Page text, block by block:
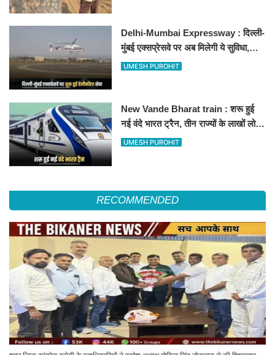
Delhi-Mumbai Expressway : दिल्ली-
मुंबई एक्सप्रेसवे पर अब मिलेगी ये सुविधा,
हेलीकॉप्टर सर्विस से तुरंत घायल पहुंचेगा
UMESH PUROHIT
New Vande Bharat train : शरू हुई
नई वंदे भारत ट्रैन, तीन राज्यों के लाखों लोगों
का सफर होगा आसान, देखें पूरा रूटमैप
UMESH PUROHIT
RECOMMENDED